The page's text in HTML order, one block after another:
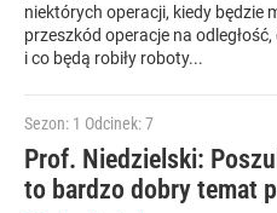
niektórych operacji, kiedy będzie
przeszkód operacje na
i co będą robiły roboty...
Sezon: 1 Odcinek: 7
Prof. Niedzielski:
to bardzo dobry temat